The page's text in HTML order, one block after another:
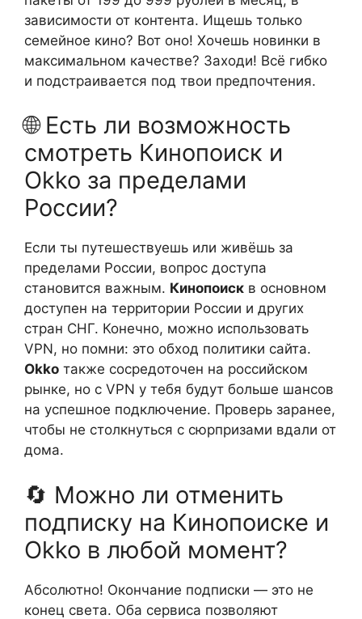
зависимости от контента. Ищешь только
семейное кино? Вот оно! Хочешь новинки в
максимальном качестве? Заходи! Всё гибко
и подстраивается под твои предпочтения.
🌐 Есть ли возможность
смотреть Кинопоиск и
Okko за пределами
России?
Если ты путешествуешь или живёшь за
пределами России, вопрос доступа
становится важным. Кинопоиск в основном
доступен на территории России и других
стран СНГ. Конечно, можно использовать
VPN, но помни: это обход политики сайта.
Okko также сосредоточен на российском
рынке, но с VPN у тебя будут больше шансов
на успешное подключение. Проверь заранее,
чтобы не столкнуться с сюрпризами вдали от
дома.
🔄 Можно ли отменить
подписку на Кинопоиске и
Okko в любой момент?
Абсолютно! Окончание подписки — это не
конец света. Оба сервиса позволяют